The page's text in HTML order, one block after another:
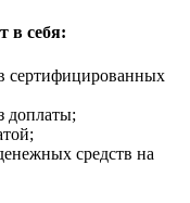
в себя:
сертифицированных
доплаты;
средств на